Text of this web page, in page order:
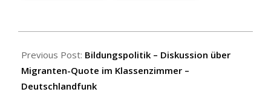
07-
05
Previous Post: Bildungspolitik – Diskussion über
Migranten-Quote im Klassenzimmer –
Deutschlandfunk